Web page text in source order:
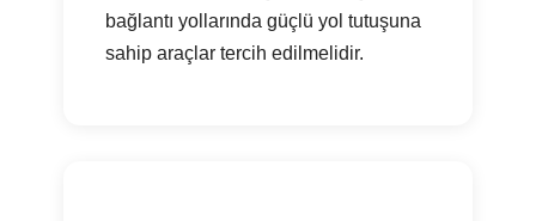
bağlantı yollarında güçlü yol tutuşuna
sahip araçlar tercih edilmelidir.